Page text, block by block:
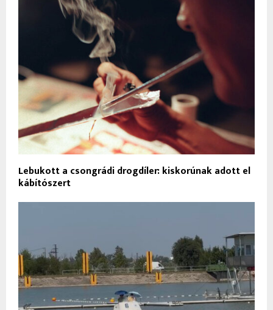
Lebukott a csongrádi drogdíler: kiskorúnak adott el
kábítószert